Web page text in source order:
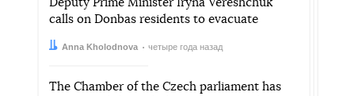
Deputy Prime Minister Iryna Vereshchuk
calls on Donbas residents to evacuate
Автор:Anna Kholodnova
Дата: четыре года назад
The Chamber of the Czech parliament has